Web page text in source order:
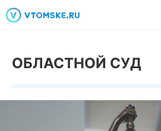
ОБЛАСТНОЙ СУД